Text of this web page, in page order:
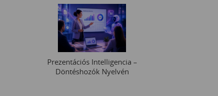
Prezentációs Intelligencia –
Döntéshozók Nyelvén